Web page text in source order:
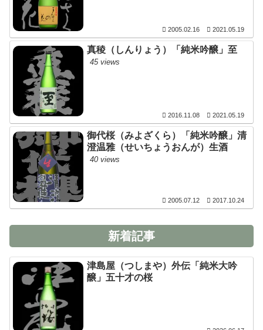
2005.02.16 2021.05.19
真稜（しんりょう）「純米吟醸」至
45 views
2016.11.08 2021.05.19
御代桜（みよざくら）「純米吟醸」清
澄温雅（せいちょうおんが）生酒
40 views
2005.07.12 2017.10.24
新着記事
津島屋（つしまや）外伝「純米大吟
醸」五十才の桜